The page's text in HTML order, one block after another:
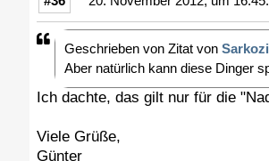
Geschrieben von Zitat von Sarkozi
Aber natürlich kann diese Dinger
Ich dachte, das gilt nur für die
Viele Grüße,
Günter